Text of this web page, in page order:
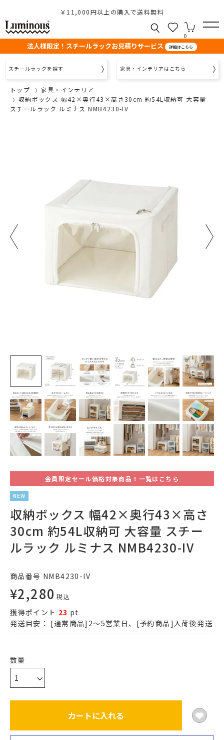
￥11,000円以上の購入で送料無料
0
法人様限定！スチールラックお見積りサービス 詳細はこちら
スチールラックを探す 家具・インテリアはこちら
トップ
家具・インテリア
収納ボックス 幅42×奥行43×高さ30cm 約54L収納可 大容量
スチールラック ルミナス NMB4230-IV
会員限定セール価格対象商品！一覧はこちら
NEW
収納ボックス 幅42×奥行43×高さ
30cm 約54L収納可 大容量 スチー
ルラック ルミナス NMB4230-IV
商品番号 NMB4230-IV
¥2,280 税込
獲得ポイント 23 pt
発送目安： [通常商品]2～5営業日、[予約商品]入荷後発送
カートに入れる